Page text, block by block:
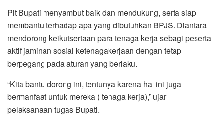
Plt Bupati menyambut baik dan mendukung, serta siap
membantu terhadap apa yang dibutuhkan BPJS. Diantara
mendorong keikutsertaan para tenaga kerja sebagi peserta
aktif jaminan sosial ketenagakerjaan dengan tetap
berpegang pada aturan yang berlaku.
“Kita bantu dorong ini, tentunya karena hal ini juga
bermanfaat untuk mereka ( tenaga kerja),” ujar
pelaksanaan tugas Bupati.